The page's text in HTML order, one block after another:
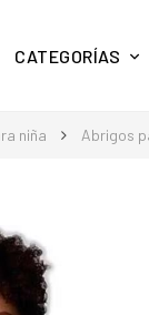
mucho
CATEGORÍAS
niña Abrigos